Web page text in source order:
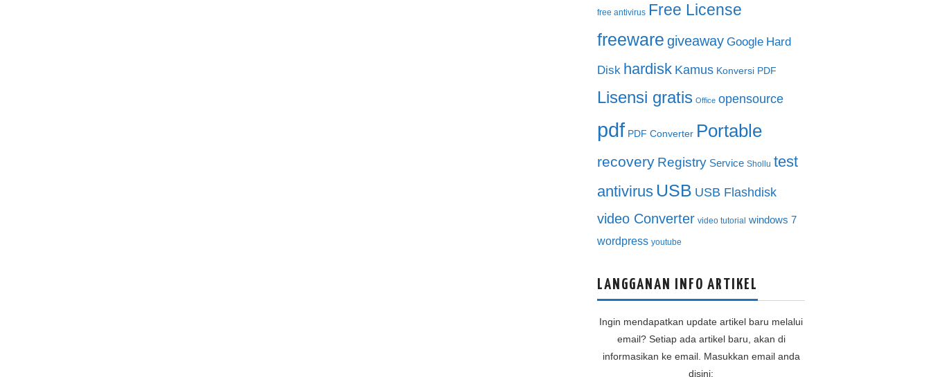
free antivirus Free License
freeware giveaway Google Hard
Disk hardisk Kamus Konversi PDF
Lisensi gratis Office opensource
pdf PDF Converter Portable
recovery Registry Service Shollu test
antivirus USB USB Flashdisk
video Converter video tutorial windows 7
wordpress youtube
LANGGANAN INFO ARTIKEL
Ingin mendapatkan update artikel baru melalui
email? Setiap ada artikel baru, akan di
informasikan ke email. Masukkan email anda
disini: